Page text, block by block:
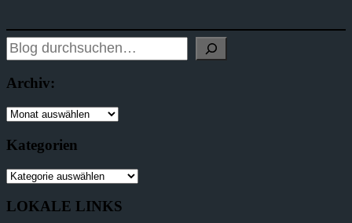
Archiv:
Kategorien
LOKALE LINKS